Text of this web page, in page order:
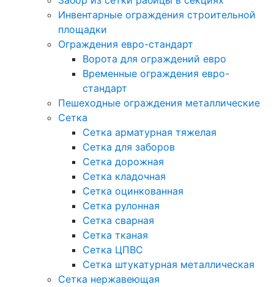
Инвентарные ограждения строительной
площадки
Ограждения евро-стандарт
Ворота для ограждений евро
Временные ограждения евро-
стандарт
Пешеходные ограждения металлические
Сетка
Сетка арматурная тяжелая
Сетка для заборов
Сетка дорожная
Сетка кладочная
Сетка оцинкованная
Сетка рулонная
Сетка сварная
Сетка тканая
Сетка ЦПВС
Сетка штукатурная металлическая
Сетка нержавеющая